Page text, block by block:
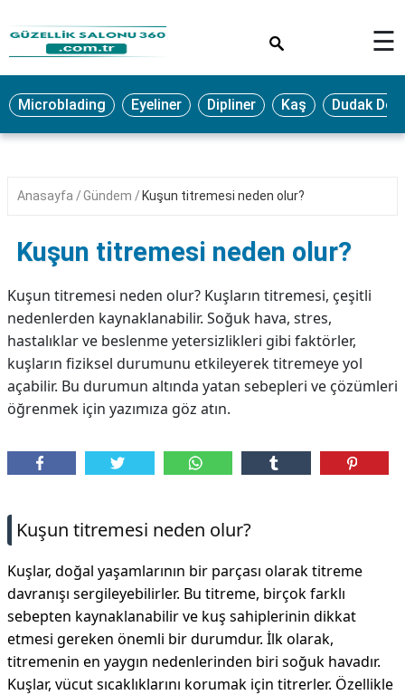
MAKYAJ
MİCROBLADİNG
EPİLASYON
TIRNAK
PEELİNG
ERKEK
BAKIMI
CİLT
BAKIMI
☰
Microblading Eyeliner Dipliner Kaş Dudak
Anasayfa Gündem Kuşun titremesi neden olur?
Kuşun titremesi neden olur?
Kuşun titremesi neden olur? Kuşların titremesi, çeşitli
nedenlerden kaynaklanabilir. Soğuk hava, stres,
hastalıklar ve beslenme yetersizlikleri gibi faktörler,
kuşların fiziksel durumunu etkileyerek titremeye yol
açabilir. Bu durumun altında yatan sebepleri ve çözümleri
öğrenmek için yazımıza göz atın.
Kuşun titremesi neden olur?
Kuşlar, doğal yaşamlarının bir parçası olarak titreme
davranışı sergileyebilirler. Bu titreme, birçok farklı
sebepten kaynaklanabilir ve kuş sahiplerinin dikkat
etmesi gereken önemli bir durumdur. İlk olarak,
titremenin en yaygın nedenlerinden biri soğuk havadır.
Kuşlar, vücut sıcaklıklarını korumak için titrerler. Özellikle